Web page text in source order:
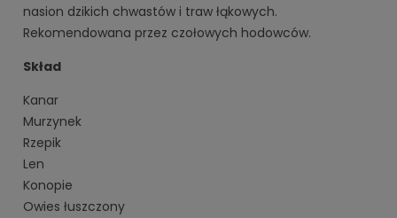
nasion dzikich chwastów i traw łąkowych.
Rekomendowana przez czołowych hodowców.
Skład
Kanar
Murzynek
Rzepik
Len
Konopie
Owies łuszczony